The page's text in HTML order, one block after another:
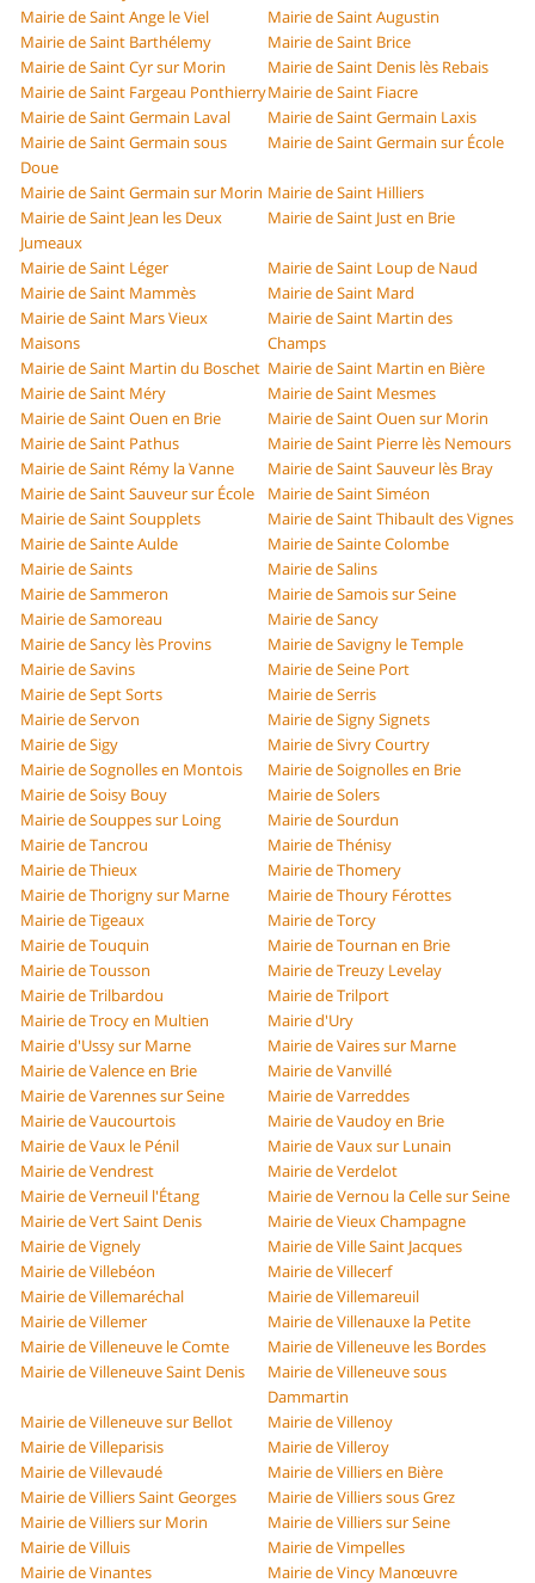
Mairie de Saint Ange le Viel
Mairie de Saint Augustin
Mairie de Saint Barthélemy
Mairie de Saint Brice
Mairie de Saint Cyr sur Morin
Mairie de Saint Denis lès Rebais
Mairie de Saint Fargeau PonthierryMairie de Saint Fiacre
Mairie de Saint Germain Laval
Mairie de Saint Germain Laxis
Mairie de Saint Germain sous
Doue
Mairie de Saint Germain sur École
Mairie de Saint Germain sur Morin Mairie de Saint Hilliers
Mairie de Saint Jean les Deux
Jumeaux
Mairie de Saint Just en Brie
Mairie de Saint Léger
Mairie de Saint Loup de Naud
Mairie de Saint Mammès
Mairie de Saint Mard
Mairie de Saint Mars Vieux
Maisons
Mairie de Saint Martin des
Champs
Mairie de Saint Martin du Boschet Mairie de Saint Martin en Bière
Mairie de Saint Méry
Mairie de Saint Mesmes
Mairie de Saint Ouen en Brie
Mairie de Saint Ouen sur Morin
Mairie de Saint Pathus
Mairie de Saint Pierre lès Nemours
Mairie de Saint Rémy la Vanne
Mairie de Saint Sauveur lès Bray
Mairie de Saint Sauveur sur École
Mairie de Saint Siméon
Mairie de Saint Soupplets
Mairie de Saint Thibault des Vignes
Mairie de Sainte Aulde
Mairie de Sainte Colombe
Mairie de Saints
Mairie de Salins
Mairie de Sammeron
Mairie de Samois sur Seine
Mairie de Samoreau
Mairie de Sancy
Mairie de Sancy lès Provins
Mairie de Savigny le Temple
Mairie de Savins
Mairie de Seine Port
Mairie de Sept Sorts
Mairie de Serris
Mairie de Servon
Mairie de Signy Signets
Mairie de Sigy
Mairie de Sivry Courtry
Mairie de Sognolles en Montois
Mairie de Soignolles en Brie
Mairie de Soisy Bouy
Mairie de Solers
Mairie de Souppes sur Loing
Mairie de Sourdun
Mairie de Tancrou
Mairie de Thénisy
Mairie de Thieux
Mairie de Thomery
Mairie de Thorigny sur Marne
Mairie de Thoury Férottes
Mairie de Tigeaux
Mairie de Torcy
Mairie de Touquin
Mairie de Tournan en Brie
Mairie de Tousson
Mairie de Treuzy Levelay
Mairie de Trilbardou
Mairie de Trilport
Mairie de Trocy en Multien
Mairie d'Ury
Mairie d'Ussy sur Marne
Mairie de Vaires sur Marne
Mairie de Valence en Brie
Mairie de Vanvillé
Mairie de Varennes sur Seine
Mairie de Varreddes
Mairie de Vaucourtois
Mairie de Vaudoy en Brie
Mairie de Vaux le Pénil
Mairie de Vaux sur Lunain
Mairie de Vendrest
Mairie de Verdelot
Mairie de Verneuil l'Étang
Mairie de Vernou la Celle sur Seine
Mairie de Vert Saint Denis
Mairie de Vieux Champagne
Mairie de Vignely
Mairie de Ville Saint Jacques
Mairie de Villebéon
Mairie de Villecerf
Mairie de Villemaréchal
Mairie de Villemareuil
Mairie de Villemer
Mairie de Villenauxe la Petite
Mairie de Villeneuve le Comte
Mairie de Villeneuve les Bordes
Mairie de Villeneuve Saint Denis
Mairie de Villeneuve sous
Dammartin
Mairie de Villeneuve sur Bellot
Mairie de Villenoy
Mairie de Villeparisis
Mairie de Villeroy
Mairie de Villevaudé
Mairie de Villiers en Bière
Mairie de Villiers Saint Georges
Mairie de Villiers sous Grez
Mairie de Villiers sur Morin
Mairie de Villiers sur Seine
Mairie de Villuis
Mairie de Vimpelles
Mairie de Vinantes
Mairie de Vincy Manœuvre